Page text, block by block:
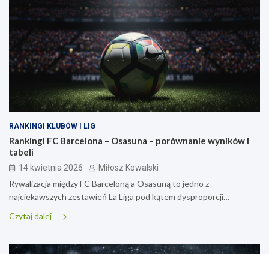
RANKINGI KLUBÓW I LIG
Rankingi FC Barcelona – Osasuna – porównanie wyników i
tabeli
14 kwietnia 2026 Miłosz Kowalski
Rywalizacja między FC Barceloną a Osasuną to jedno z
najciekawszych zestawień La Liga pod kątem dysproporcji…
Czytaj dalej